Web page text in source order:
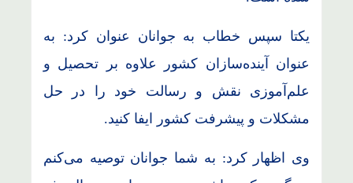
یکتا سپس خطاب به جوانان عنوان کرد: به
عنوان آینده‌سازان کشور علاوه بر تحصیل و
علم‌آموزی نقش و رسالت خود را در حل
مشکلات و پیشرفت کشور ایفا کنید.
وی اظهار کرد: به شما جوانان توصیه می‌کنم